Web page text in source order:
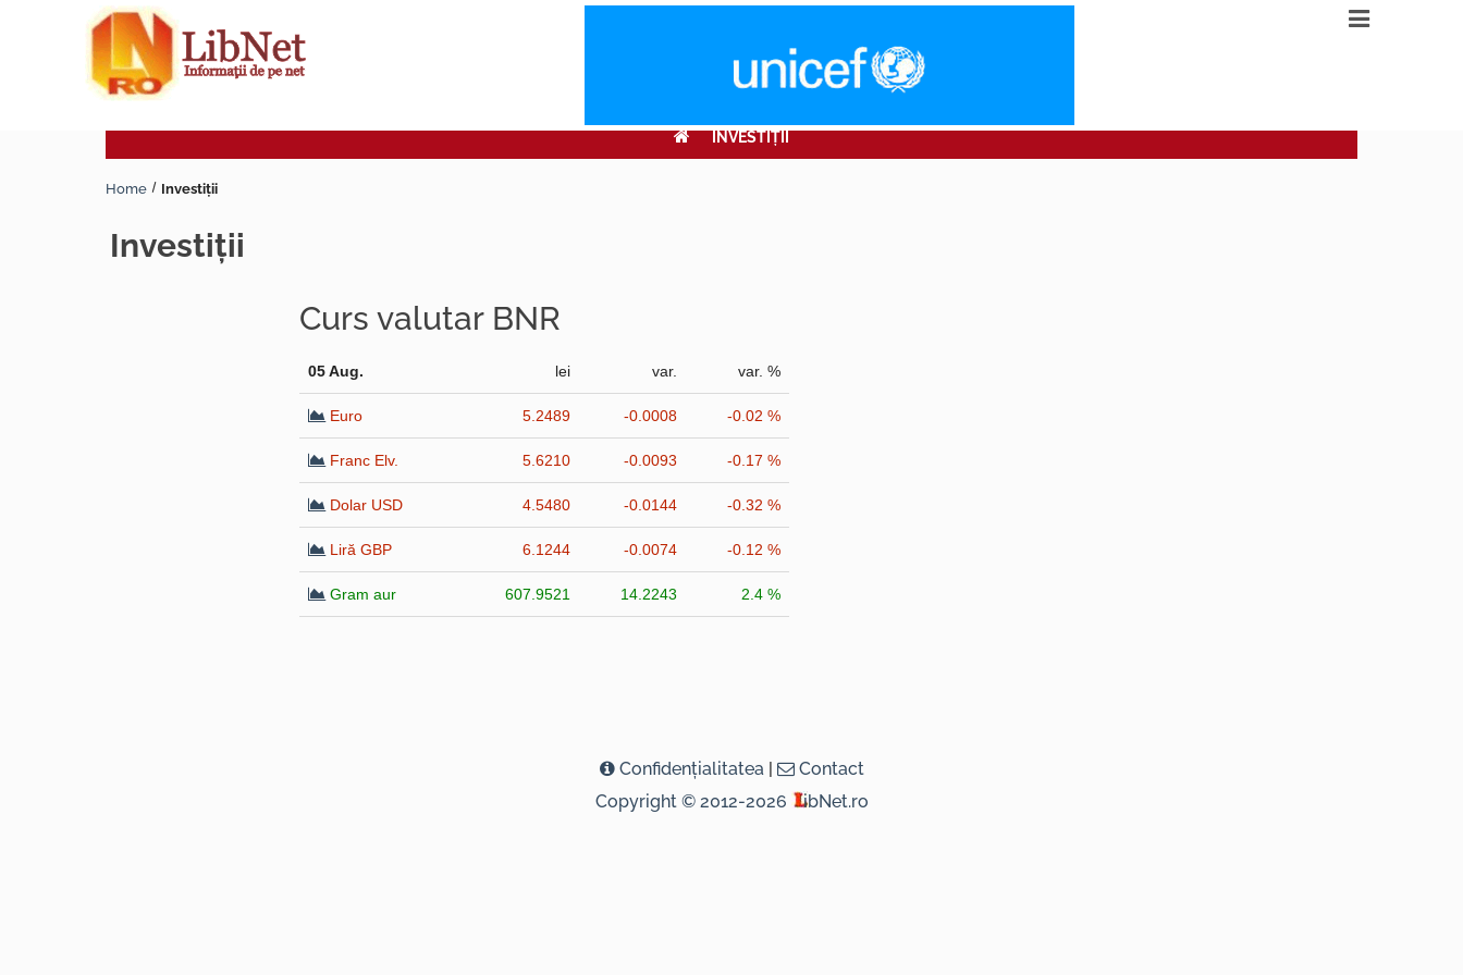
INVESTIŢII
Home Investiţii
investiţii
Curs valutar BNR
05 Aug. lei var. var. %
Euro 5.2489 -0.0008 -0.02 %
Franc Elv. 5.6210 -0.0093 -0.17 %
Dolar USD 4.5480 -0.0144 -0.32 %
Liră GBP 6.1244 -0.0074 -0.12 %
Gram aur 607.9521 14.2243 2.4 %
Confidenţialitatea |
Contact
Copyright © 2012-2026
ibNet.ro